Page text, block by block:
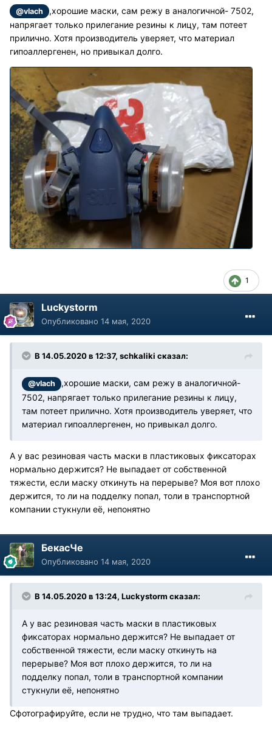
@vlach
,хорошие маски, сам режу в аналогичной- 7502,
напрягает только прилегание резины к лицу, там потеет
прилично. Хотя производитель уверяет, что материал
гипоаллергенен, но привыкал долго.
1
Luckystorm
Опубликовано 14 мая, 2020
В 14.05.2020 в 12:37, schkaliki сказал:
@vlach
,хорошие маски, сам режу в аналогичной-
7502, напрягает только прилегание резины к лицу,
там потеет прилично. Хотя производитель уверяет, что
материал гипоаллергенен, но привыкал долго.
А у вас резиновая часть маски в пластиковых фиксаторах
нормально держится? Не выпадает от собственной
тяжести, если маску откинуть на перерыве? Моя вот плохо
держится, то ли на подделку попал, толи в транспортной
компании стукнули её, непонятно
БекасЧе
Опубликовано 14 мая, 2020
В 14.05.2020 в 13:24, Luckystorm сказал:
А у вас резиновая часть маски в пластиковых
фиксаторах нормально держится? Не выпадает от
собственной тяжести, если маску откинуть на
перерыве? Моя вот плохо держится, то ли на
подделку попал, толи в транспортной компании
стукнули её, непонятно
Сфотографируйте, если не трудно, что там выпадает.